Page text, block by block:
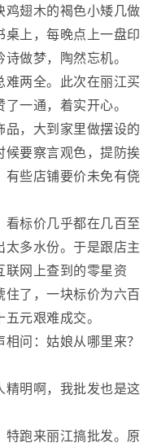
鸡翅木的褐色小矮几做
上，每晚点上一盘印
做梦，陶然忘机。
两全。此次在丽江买
一通，着实开心。
，大到家里做摆设的
候要察言观色，提防挨
些店铺要价未免有侥
标价几乎都在几百至
太多水份。于是跟店主
联网上查到的零星资
了，一块标价为六百
元艰难成交。
问：姑娘从哪里来？
明啊，我批发也是这
跑来丽江搞批发。原